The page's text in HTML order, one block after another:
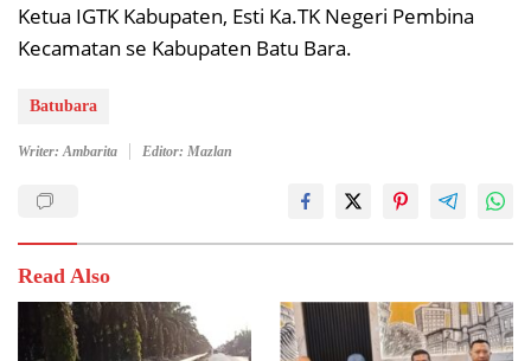
Ketua IGTK Kabupaten, Esti Ka.TK Negeri Pembina
Kecamatan se Kabupaten Batu Bara.
Batubara
Writer: Ambarita Editor: Mazlan
Read Also